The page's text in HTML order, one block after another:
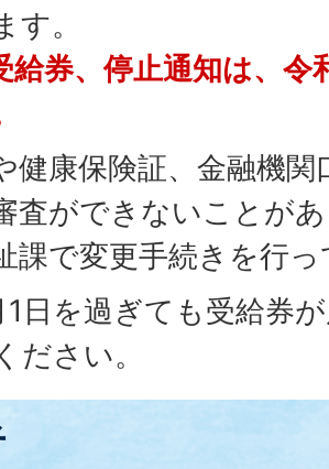
す。
券、停止通知は、令
健康保険証、金融機
査ができないことが
課で変更手続きを行
1日を過ぎても受給券
ださい。